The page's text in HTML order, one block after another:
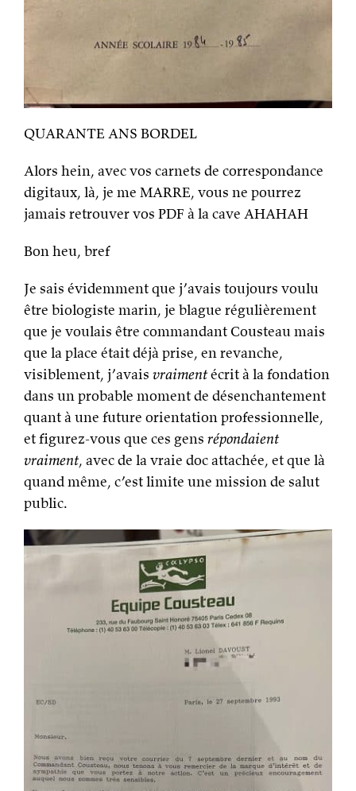
QUARANTE ANS BORDEL
Alors hein, avec vos carnets de correspondance
digitaux, là, je me MARRE, vous ne pourrez
jamais retrouver vos PDF à la cave AHAHAH
Bon heu, bref
Je sais évidemment que j’avais toujours voulu
être biologiste marin, je blague régulièrement
que je voulais être commandant Cousteau mais
que la place était déjà prise, en revanche,
visiblement, j’avais vraimentécrit à la fondation
dans un probable moment de désenchantement
quant à une future orientation professionnelle,
et figurez-vous que ces gens répondaient
vraiment, avec de la vraie doc attachée, et que là
quand même, c’est limite une mission de salut
public.